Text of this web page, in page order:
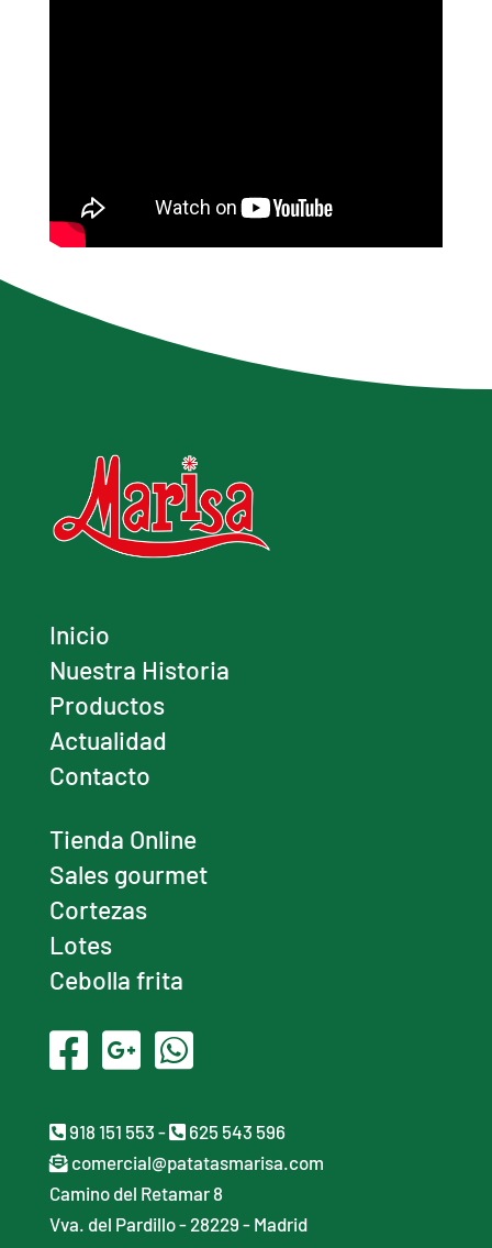
Inicio
Nuestra Historia
Productos
Actualidad
Contacto
Tienda Online
Sales gourmet
Cortezas
Lotes
Cebolla frita
918 151 553 -
625 543 596
comercial@patatasmarisa.com
Camino del Retamar 8
Vva. del Pardillo - 28229 - Madrid